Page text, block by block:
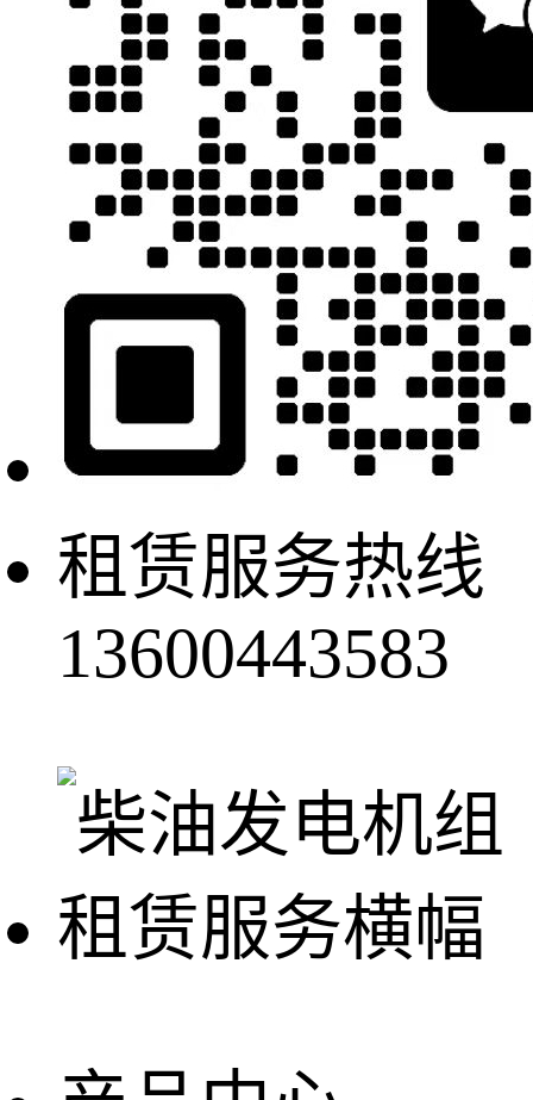
租赁服务热线
13600443583